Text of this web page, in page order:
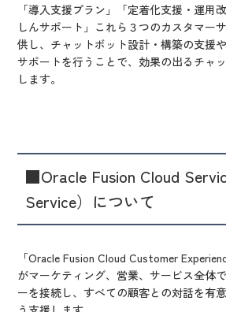
「導入支援プラン」「定着化支援・運用
しんサポート」これら３つのカスタマー
供し、チャットボット設計・構築の支援
サポートを行うことで、効果の出るチャ
します。
■Oracle Fusion Cloud
Service）について
「Oracle Fusion Cloud Customer
がマーケティング、営業、サービス全体
ーを接続し、すべての顧客との対話を有